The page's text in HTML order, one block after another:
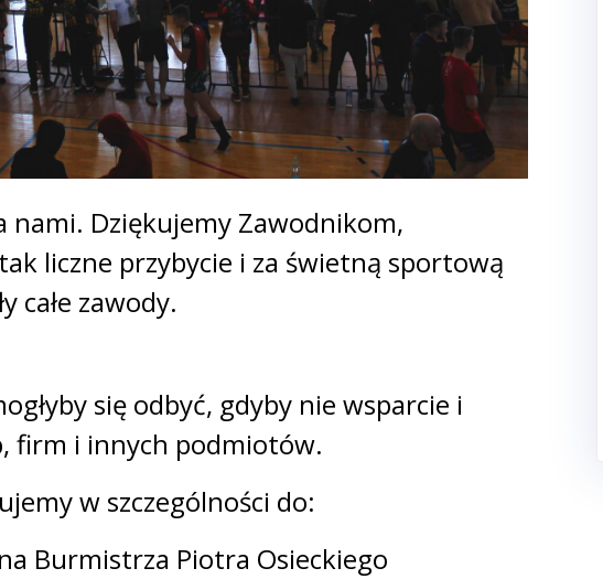
nami. Dziękujemy Zawodnikom,
liczne przybycie i za świetną sportową
całe zawody.
się odbyć, gdyby nie wsparcie i
firm i innych podmiotów.
w szczególności do:
Burmistrza Piotra Osieckiego